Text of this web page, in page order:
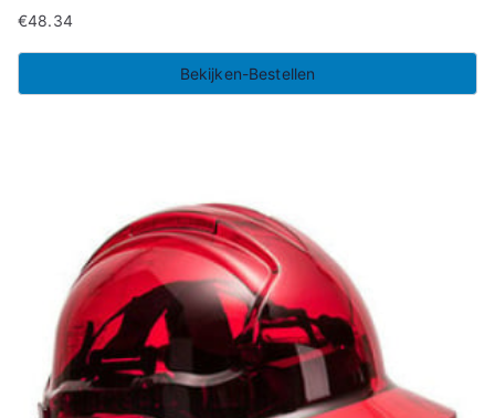
€48.34
Bekijken-Bestellen